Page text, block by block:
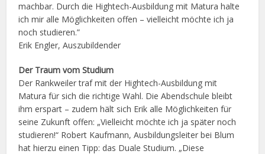
machbar. Durch die Hightech-Ausbildung mit Matura halte
ich mir alle Möglichkeiten offen – vielleicht möchte ich ja
noch studieren.”
Erik Engler, Auszubildender
Der Traum vom Studium
Der Rankweiler traf mit der Hightech-Ausbildung mit
Matura für sich die richtige Wahl. Die Abendschule bleibt
ihm erspart – zudem hält sich Erik alle Möglichkeiten für
seine Zukunft offen: „Vielleicht möchte ich ja später noch
studieren!“ Robert Kaufmann, Ausbildungsleiter bei Blum
hat hierzu einen Tipp: das Duale Studium. „Diese